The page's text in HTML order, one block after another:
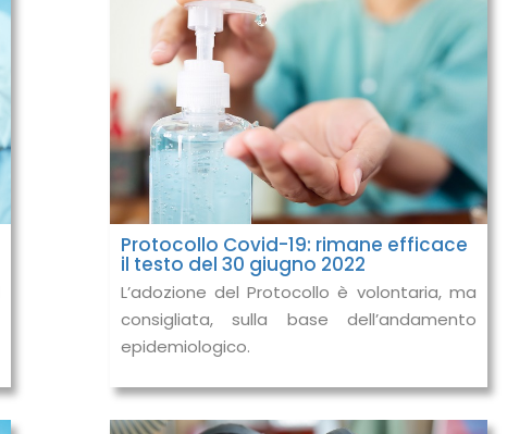
Protocollo Covid-19: rimane efficace
il testo del 30 giugno 2022
L’adozione del Protocollo è volontaria, ma
consigliata, sulla base dell’andamento
epidemiologico.